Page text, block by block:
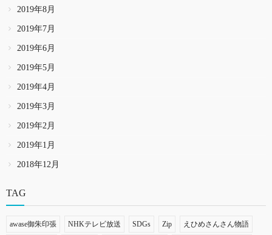
2019年8月
2019年7月
2019年6月
2019年5月
2019年4月
2019年3月
2019年2月
2019年1月
2018年12月
TAG
awase御朱印張 NHKテレビ放送 SDGs Zip えひめさんさん物語